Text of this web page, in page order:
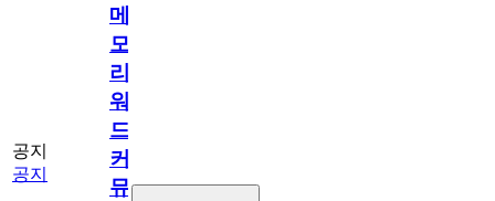
공지
공지
메
모
리
워
드
커
뮤